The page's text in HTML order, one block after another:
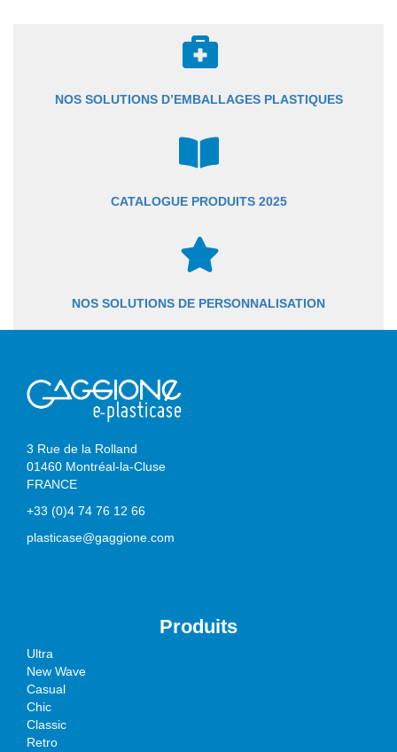
NOS SOLUTIONS D’EMBALLAGES PLASTIQUES
CATALOGUE PRODUITS 2025
NOS SOLUTIONS DE PERSONNALISATION
3 Rue de la Rolland
01460 Montréal-la-Cluse
FRANCE
+33 (0)4 74 76 12 66
plasticase@gaggione.com
Produits
Ultra
New Wave
Casual
Chic
Classic
Retro